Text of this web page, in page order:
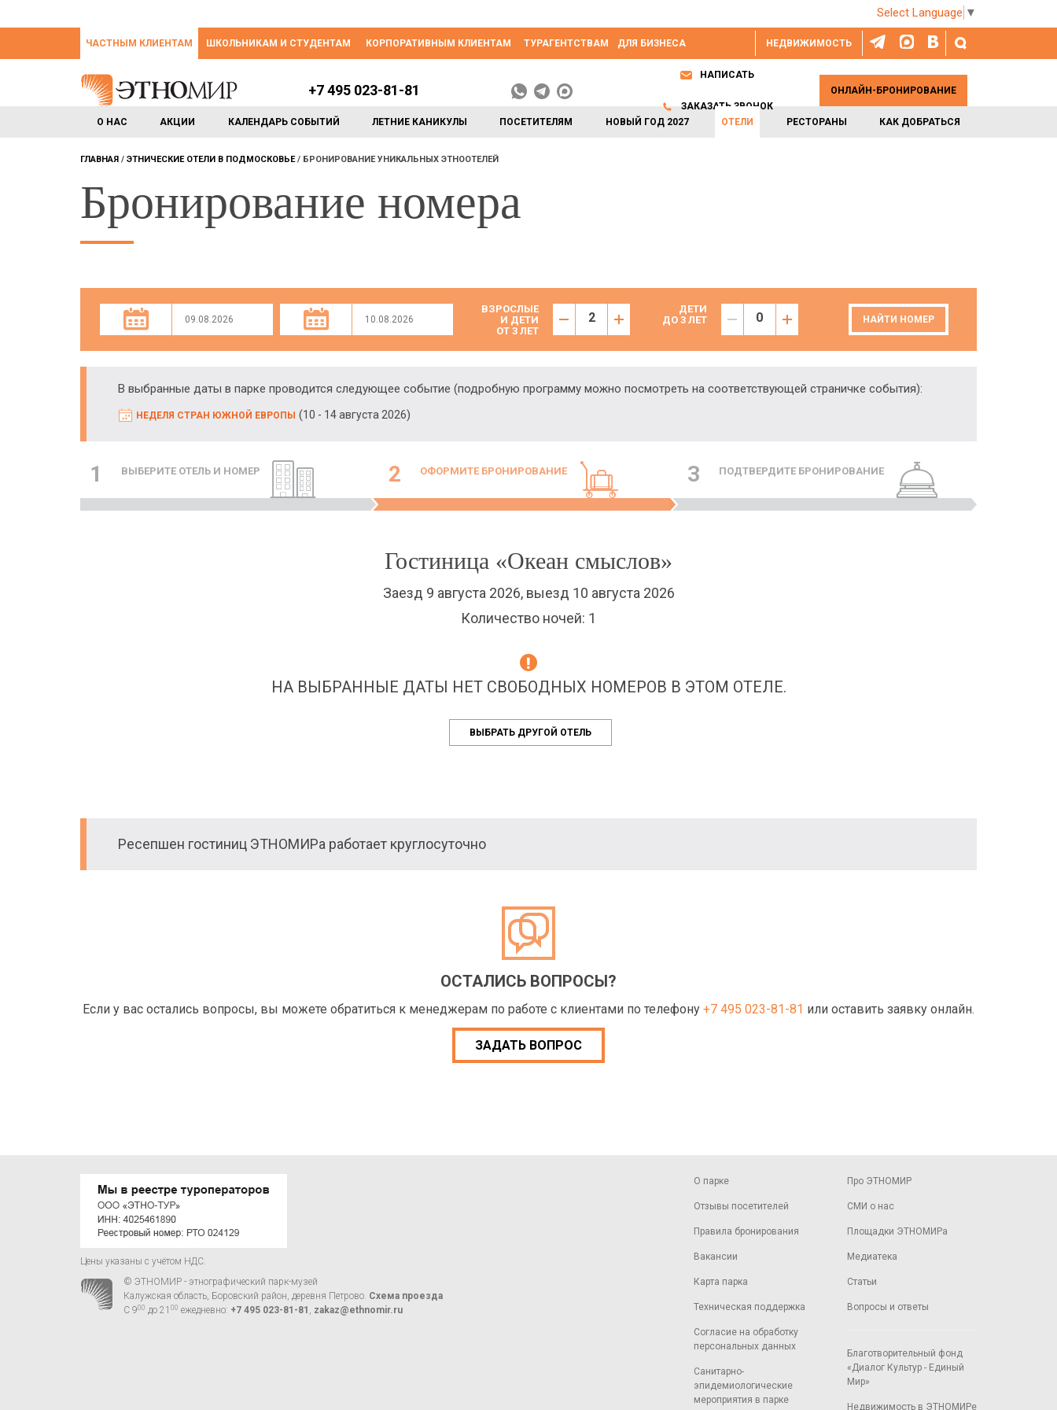
Select Language ▼
НЕДВИЖИМОСТЬ
ЧАСТНЫМ КЛИЕНТАМ ШКОЛЬНИКАМ И СТУДЕНТАМ КОРПОРАТИВНЫМ КЛИЕНТАМ ТУРАГЕНТСТВАМ ДЛЯ БИЗНЕСА
О НАС АКЦИИ КАЛЕНДАРЬ СОБЫТИЙ ЛЕТНИЕ КАНИКУЛЫ ПОСЕТИТЕЛЯМ НОВЫЙ ГОД 2027 ОТЕЛИ РЕСТОРАНЫ КАК ДОБРАТЬСЯ
+7 495 023-81-81
НАПИСАТЬ
ЗАКАЗАТЬ ЗВОНОК
ОНЛАЙН-БРОНИРОВАНИЕ
ГЛАВНАЯ ЭТНИЧЕСКИЕ ОТЕЛИ В ПОДМОСКОВЬЕ БРОНИРОВАНИЕ УНИКАЛЬНЫХ ЭТНООТЕЛЕЙ
Бронирование номера
ВЗРОСЛЫЕ
И ДЕТИ
ОТ 3 ЛЕТ
ДЕТИ
ДО 3 ЛЕТ
НАЙТИ НОМЕР
В выбранные даты в парке проводится следующее событие (подробную программу можно посмотреть на соответствующей страничке события):
НЕДЕЛЯ СТРАН ЮЖНОЙ ЕВРОПЫ (10 - 14 августа 2026)
1 ВЫБЕРИТЕ ОТЕЛЬ И НОМЕР 2 ОФОРМИТЕ БРОНИРОВАНИЕ 3 ПОДТВЕРДИТЕ БРОНИРОВАНИЕ
Гостиница «Океан смыслов»
Заезд 9 августа 2026, выезд 10 августа 2026
Количество ночей: 1
НА ВЫБРАННЫЕ ДАТЫ НЕТ СВОБОДНЫХ НОМЕРОВ В ЭТОМ ОТЕЛЕ.
ВЫБРАТЬ ДРУГОЙ ОТЕЛЬ
Ресепшен гостиниц ЭТНОМИРа работает круглосуточно
ОСТАЛИСЬ ВОПРОСЫ?
Если у вас остались вопросы, вы можете обратиться к менеджерам по работе с клиентами по телефону +7 495 023-81-81 или оставить заявку онлайн.
ЗАДАТЬ ВОПРОС
О парке
Отзывы посетителей
Правила бронирования
Вакансии
Карта парка
Техническая поддержка
Согласие на обработку
персональных данных
Санитарно-
эпидемиологические
мероприятия в парке
Про ЭТНОМИР
СМИ о нас
Площадки ЭТНОМИРа
Медиатека
Статьи
Вопросы и ответы
Благотворительный фонд
«Диалог Культур - Единый
Мир»
Недвижимость в ЭТНОМИРе
Цены указаны с учётом НДС.
© ЭТНОМИР - этнографический парк-музей
Калужская область, Боровский район, деревня Петрово. Схема проезда
С 900 до 21 00 ежедневно: +7 495 023-81-81 , zakaz@ethnomir.ru